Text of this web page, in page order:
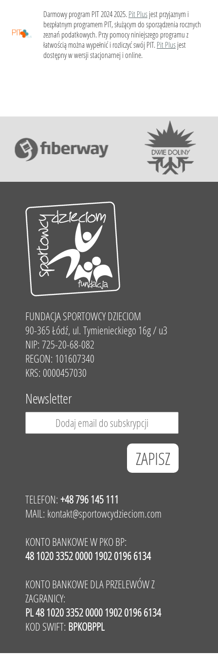
Darmowy program PIT 2024 2025.Pit Plusjest przyjaznym i
bezpłatnym programem PIT, służącym do sporządzenia rocznych
zeznań podatkowych. Przy pomocy niniejszego programu z
łatwością można wypełnić i rozliczyć swój PIT.Pit Plusjest
dostępny w wersji stacjonarnej i online.
FUNDACJA SPORTOWCY DZIECIOM
90-365 Łódź, ul. Tymienieckiego 16g / u3
NIP: 725-20-68-082
REGON: 101607340
KRS: 0000457030
Newsletter
TELEFON: +48 796 145 111
MAIL: kontakt@sportowcydzieciom.com
KONTO BANKOWE W PKO BP:
48 1020 3352 0000 1902 0196 6134
KONTO BANKOWE DLA PRZELEWÓW Z
ZAGRANICY:
PL 48 1020 3352 0000 1902 0196 6134
KOD SWIFT: BPKOBPPL